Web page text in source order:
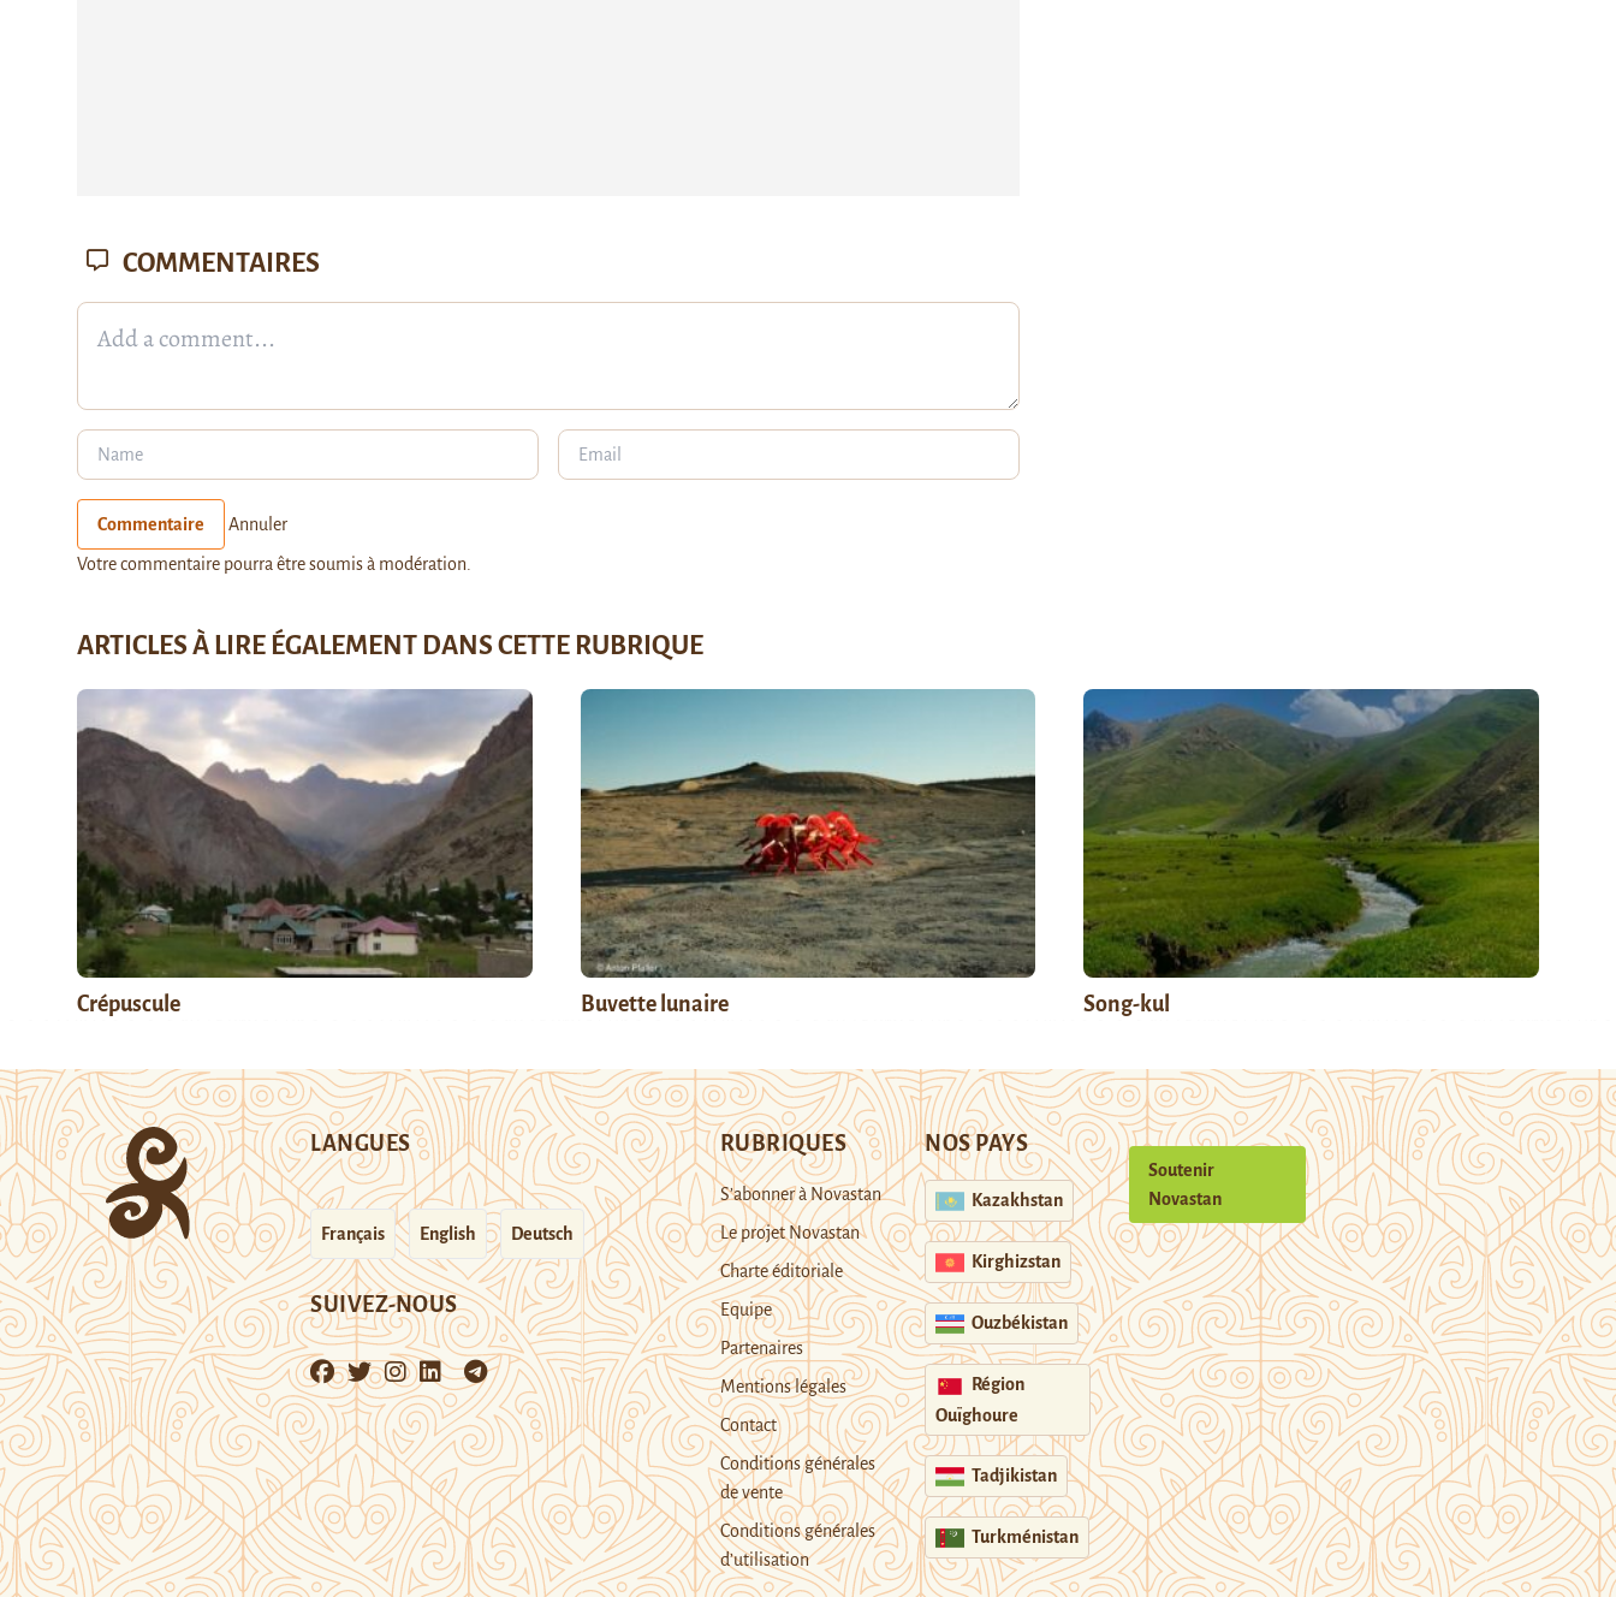
COMMENTAIRES
Commentaire Annuler
Votre commentaire pourra être soumis à modération.
ARTICLES À LIRE ÉGALEMENT DANS CETTE RUBRIQUE
Crépuscule Buvette lunaire Song-kul
LANGUES
Français English Deutsch
SUIVEZ-NOUS
RUBRIQUES
S’abonner à Novastan
Le projet Novastan
Charte éditoriale
Equipe
Partenaires
Mentions légales
Contact
Conditions générales
de vente
Conditions générales
d’utilisation
NOS PAYS
Kazakhstan
Kirghizstan
Ouzbékistan
Région
Ouïghoure
Tadjikistan
Turkménistan
Soutenir
Novastan